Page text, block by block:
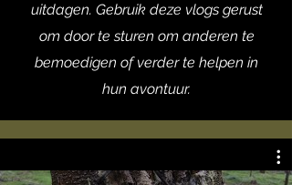
uitdagen. Gebruik deze vlogs gerust
om door te sturen om anderen te
bemoedigen of verder te helpen in
hun avontuur.